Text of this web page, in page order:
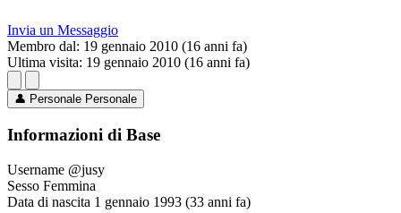
Invia un Messaggio
Membro dal: 19 gennaio 2010 (16 anni fa)
Ultima visita: 19 gennaio 2010 (16 anni fa)
👤 Personale Personale
Informazioni di Base
Username @jusy
Sesso Femmina
Data di nascita 1 gennaio 1993 (33 anni fa)